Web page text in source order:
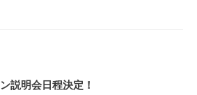
説明会日程決定！